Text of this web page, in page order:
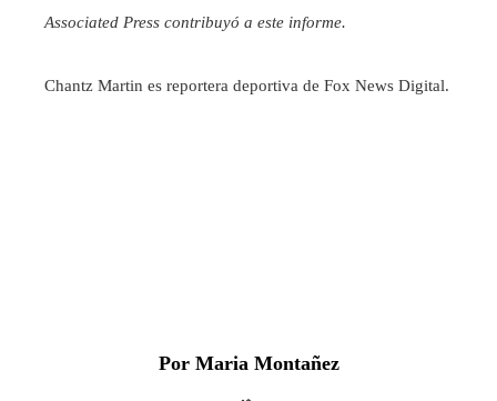
Associated Press contribuyó a este informe.
Chantz Martin es reportera deportiva de Fox News Digital.
Por Maria Montañez